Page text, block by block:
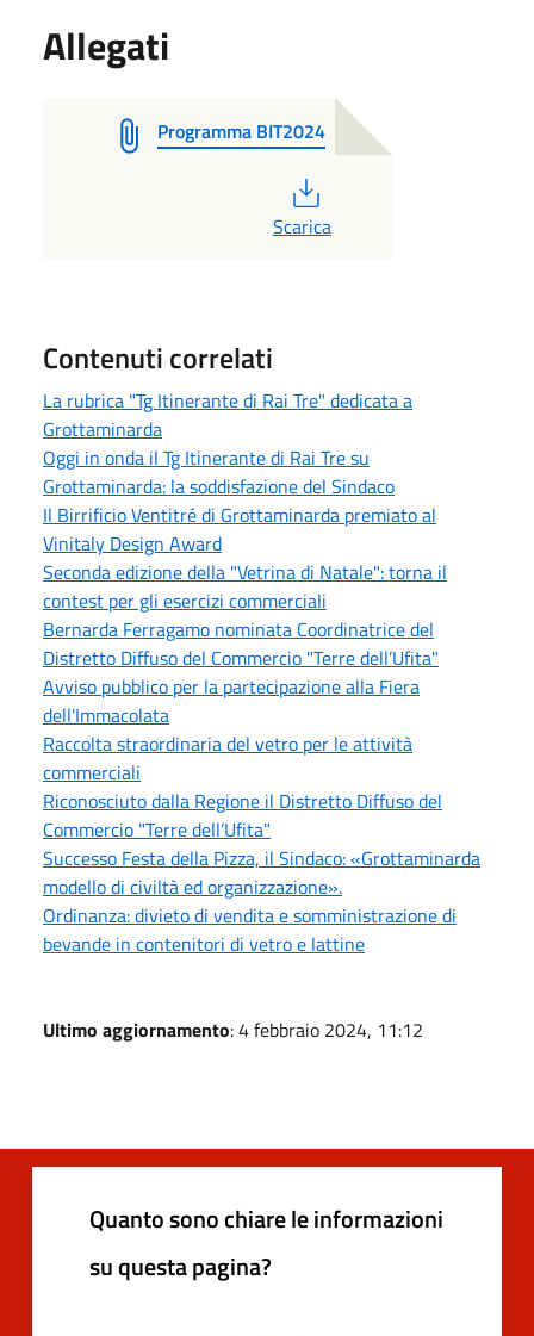
Allegati
Programma BIT2024
Scarica
Contenuti correlati
La rubrica "Tg Itinerante di Rai Tre" dedicata a
Grottaminarda
Oggi in onda il Tg Itinerante di Rai Tre su
Grottaminarda: la soddisfazione del Sindaco
Il Birrificio Ventitré di Grottaminarda premiato al
Vinitaly Design Award
Seconda edizione della "Vetrina di Natale": torna il
contest per gli esercizi commerciali
Bernarda Ferragamo nominata Coordinatrice del
Distretto Diffuso del Commercio "Terre dell’Ufita"
Avviso pubblico per la partecipazione alla Fiera
dell'Immacolata
Raccolta straordinaria del vetro per le attività
commerciali
Riconosciuto dalla Regione il Distretto Diffuso del
Commercio "Terre dell’Ufita"
Successo Festa della Pizza, il Sindaco: «Grottaminarda
modello di civiltà ed organizzazione».
Ordinanza: divieto di vendita e somministrazione di
bevande in contenitori di vetro e lattine
Ultimo aggiornamento: 4 febbraio 2024, 11:12
Quanto sono chiare le informazioni
su questa pagina?